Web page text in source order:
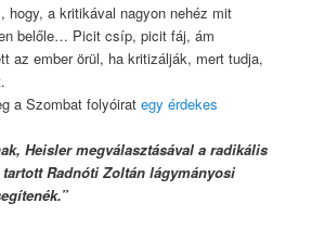
hogy, a kritikával nagyon nehéz mit
belőle… Picit csíp, picit fáj, ám
az ember örül, ha kritizálják, mert tudja,
a Szombat folyóirategy érdekes
Heisler megválasztásával a radikális
Radnóti Zoltán lágymányosi